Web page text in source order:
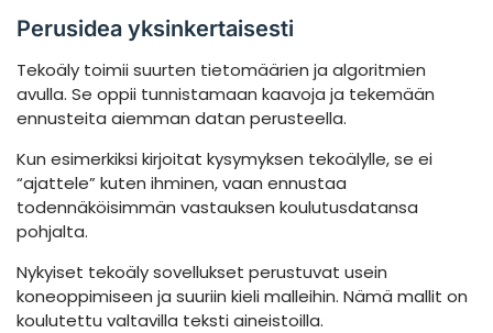
Perusidea yksinkertaisesti
Tekoäly toimii suurten tietomäärien ja algoritmien
avulla. Se oppii tunnistamaan kaavoja ja tekemään
ennusteita aiemman datan perusteella.
Kun esimerkiksi kirjoitat kysymyksen tekoälylle, se ei
“ajattele” kuten ihminen, vaan ennustaa
todennäköisimmän vastauksen koulutusdatansa
pohjalta.
Nykyiset tekoäly sovellukset perustuvat usein
koneoppimiseen ja suuriin kieli malleihin. Nämä mallit on
koulutettu valtavilla teksti aineistoilla.